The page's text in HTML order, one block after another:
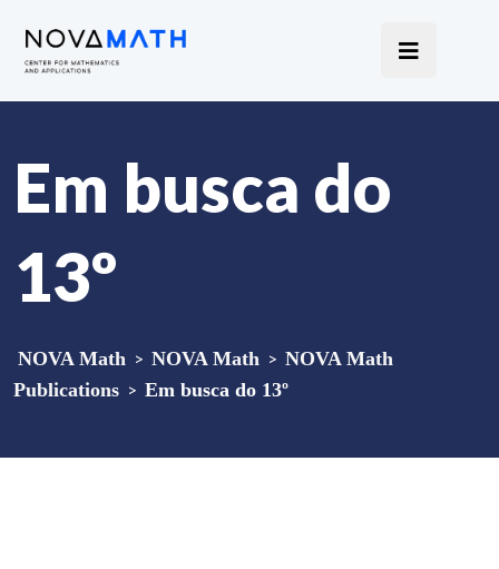
Em busca do
13º
NOVA Math > NOVA Math > NOVA Math
Publications > Em busca do 13º